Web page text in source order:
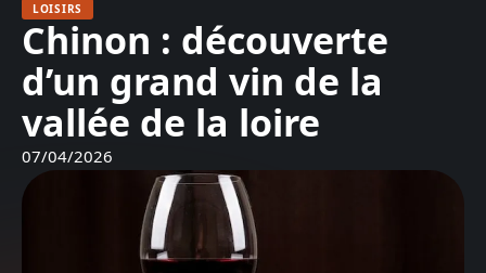
LOISIRS
Chinon : découverte
d’un grand vin de la
vallée de la loire
07/04/2026